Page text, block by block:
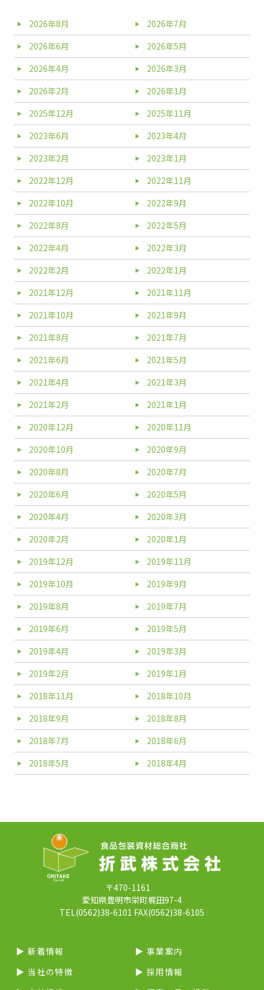
2026年8月
2026年7月
2026年6月
2026年5月
2026年4月
2026年3月
2026年2月
2026年1月
2025年12月
2025年11月
2023年6月
2023年4月
2023年2月
2023年1月
2022年12月
2022年11月
2022年10月
2022年9月
2022年8月
2022年5月
2022年4月
2022年3月
2022年2月
2022年1月
2021年12月
2021年11月
2021年10月
2021年9月
2021年8月
2021年7月
2021年6月
2021年5月
2021年4月
2021年3月
2021年2月
2021年1月
2020年12月
2020年11月
2020年10月
2020年9月
2020年8月
2020年7月
2020年6月
2020年5月
2020年4月
2020年3月
2020年2月
2020年1月
2019年12月
2019年11月
2019年10月
2019年9月
2019年8月
2019年7月
2019年6月
2019年5月
2019年4月
2019年3月
2019年2月
2019年1月
2018年11月
2018年10月
2018年9月
2018年8月
2018年7月
2018年6月
2018年5月
2018年4月
〒470-1161
愛知県豊明市栄町梶田97-4
TEL(0562)38-6101 FAX(0562)38-6105
▶︎ 新着情報
▶︎ 当社の特徴
▶︎ 事業案内
▶︎ 採用情報